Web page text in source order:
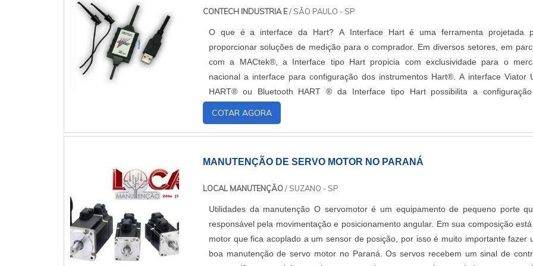
cumprem com suas funções adequadamente. Assim, é possível poupar
desnecessários.Existem diversos motivos para a Inducap Capacitores ter se
destaque quando pensamos em uma empresa que entrega confiança e
qualidade. Alguns desses motivos são: Equipe multidisciplinar de
associados; Estrutura suficiente para atender todas as demandas; Escritório de
Atendimento de forma personalizada para cada cliente.REFERÊNCIA DE
NO SEGMENTOSomente na Inducap Capacitores tem tudo que se precisa
capacitor de potência monofásico e gerador estático de reativo.É uma
comprometida com seus serviços e uma empresa responsável, qualificações
atividades e equipamentos de última geração. Tudo isso, unido a um time de
multidisciplinar de consultores associados e profissionais com vasta experiência na
de atuação, garantem o sucesso de cada cliente de ponta a ponta..
CONTECH INDUSTRIA E/ SÃO PAULO - SP
O que é a interface da Hart? A Interface Hart é uma ferramenta projetada
proporcionar soluções de medição para o comprador. Em diversos setores, em
com a MACtek®, a Interface tipo Hart propicia com exclusividade para o
nacional a interface para configuração dos instrumentos Hart®. A interface Viator
HART® ou Bluetooth HART ® da Interface tipo Hart possibilita a configuração
qualquer instrumento com protocolo de comun....
COTAR AGORA
MANUTENÇÃO DE SERVO MOTOR NO PARANÁ
LOCAL MANUTENÇÃO/ SUZANO - SP
Utilidades da manutenção O servomotor é um equipamento de pequeno porte
responsável pela movimentação e posicionamento angular. Em sua composição
motor que fica acoplado a um sensor de posição, por isso é muito importante fazer
boa manutenção de servo motor no Paraná. Os servos recebem um sinal de